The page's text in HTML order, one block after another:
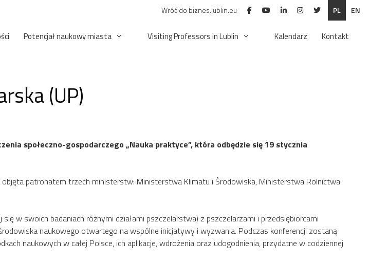
Wróć do biznes.lublin.eu PL EN
Potencjał naukowy miasta Visiting Professors in Lublin Kalendarz Kontakt
(UP)
społeczno-gospodarczego „Nauka praktyce”, która odbędzie się 19 stycznia
patronatem trzech ministerstw: Ministerstwa Klimatu i Środowiska, Ministerstwa Rolnictwa
w swoich badaniach różnymi działami pszczelarstwa) z pszczelarzami i przedsiębiorcami
naukowego otwartego na wspólne inicjatywy i wyzwania. Podczas konferencji zostaną
naukowych w całej Polsce, ich aplikacje, wdrożenia oraz udogodnienia, przydatne w codziennej